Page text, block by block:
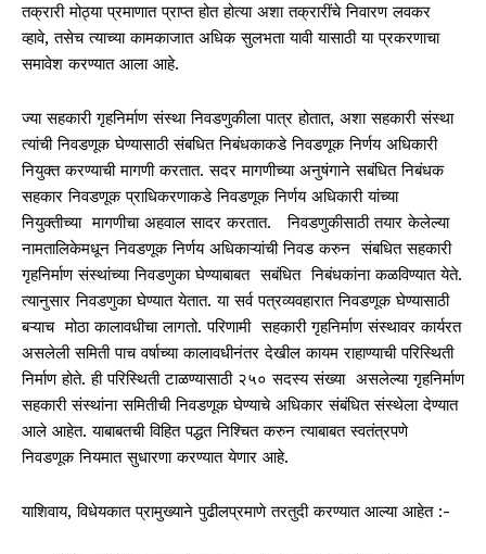
तक्रारी मोठ्या प्रमाणात प्राप्त होत होत्या अशा तक्रारींचे निवारण लवकर
व्हावे, तसेच त्याच्या कामकाजात अधिक सुलभता यावी यासाठी या प्रकरणाचा
समावेश करण्यात आला आहे.
ज्या सहकारी गृहनिर्माण संस्था निवडणुकीला पात्र होतात, अशा सहकारी संस्था
त्यांची निवडणूक घेण्यासाठी संबधित निबंधकाकडे निवडणूक निर्णय अधिकारी
नियुक्त करण्याची मागणी करतात. सदर मागणीच्या अनुषंगाने सबंधित निबंधक
सहकार निवडणूक प्राधिकरणाकडे निवडणूक निर्णय अधिकारी यांच्या
नियुक्तीच्या मागणीचा अहवाल सादर करतात. निवडणुकीसाठी तयार केलेल्या
नामतालिकेमधून निवडणूक निर्णय अधिकाऱ्यांची निवड करुन संबधित सहकारी
गृहनिर्माण संस्थांच्या निवडणुका घेण्याबाबत सबंधित निबंधकांना कळविण्यात येते.
त्यानुसार निवडणुका घेण्यात येतात. या सर्व पत्रव्यवहारात निवडणूक घेण्यासाठी
बऱ्याच मोठा कालावधीचा लागतो. परिणामी सहकारी गृहनिर्माण संस्थावर कार्यरत
असलेली समिती पाच वर्षाच्या कालावधीनंतर देखील कायम राहाण्याची परिस्थिती
निर्माण होते. ही परिस्थिती टाळण्यासाठी २५० सदस्य संख्या असलेल्या गृहनिर्माण
सहकारी संस्थांना समितीची निवडणूक घेण्याचे अधिकार संबंधित संस्थेला देण्यात
आले आहेत. याबाबतची विहित पद्धत निश्चित करुन त्याबाबत स्वतंत्रपणे
निवडणूक नियमात सुधारणा करण्यात येणार आहे.
याशिवाय, विधेयकात प्रामुख्याने पुढीलप्रमाणे तरतुदी करण्यात आल्या आहेत :-